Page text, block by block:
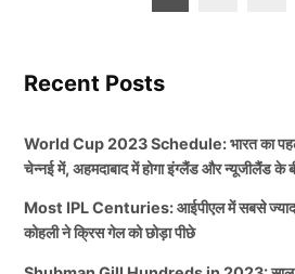
pagination
Recent Posts
World Cup 2023 Schedule: भारत का
चेन्नई में, अहमदाबाद में होगा इंग्लैंड और न्यूजीलैंड के
Most IPL Centuries: आईपीएल में सबसे ज्यादा
कोहली ने क्रिस गेल को छोड़ा पीछे